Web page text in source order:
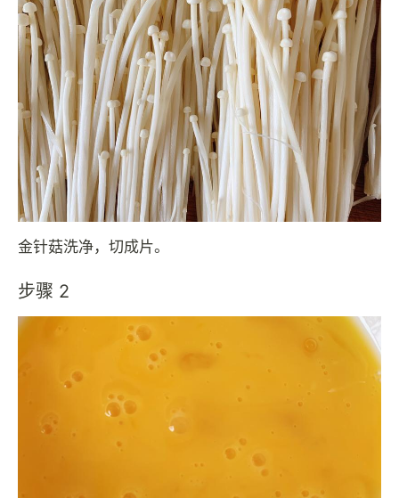
金针菇洗净，切成片。
步骤 2